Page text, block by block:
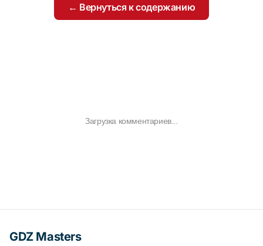
← Вернуться к содержанию
Загрузка комментариев...
GDZ Masters